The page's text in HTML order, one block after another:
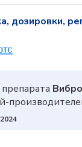
дозировки,